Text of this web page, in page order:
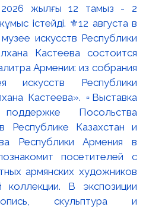
жылғы 12 тамыз - 2
істейді. ⚜️12 августа в
искусств Республики
Кастеева состоится
Армении: из собрания
искусств Республики
Кастеева». ▫️Выставка
Посольства
Республике Казахстан и
Республики Армения в
посетителей с
армянских художников
В экспозиции
скульптура и